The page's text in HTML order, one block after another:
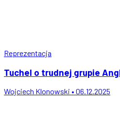
Reprezentacja
Tuchel o trudnej grupie
Wojciech Klonowski • 06.12.2025